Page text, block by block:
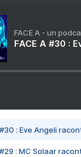
FACE A - un
FACE A #30 :
#30 : Eve Angeli
#29 : MC Solaar